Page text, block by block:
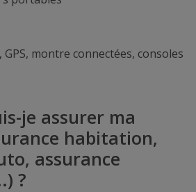
montre connectées, consoles
je assurer ma
habitation,
assurance
?